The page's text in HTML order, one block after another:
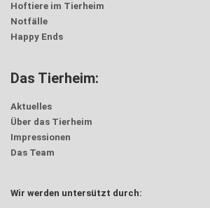
Hoftiere im Tierheim
Notfälle
Happy Ends
Das Tierheim:
Aktuelles
Über das Tierheim
Impressionen
Das Team
Wir werden untersützt durch: